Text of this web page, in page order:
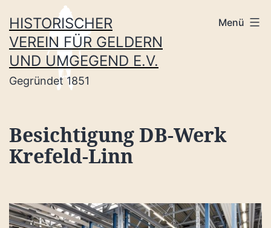
Inhalt
springen
HISTORISCHER
VEREIN FÜR GELDERN
UND UMGEGEND E.V.
Gegründet 1851
Menü
Besichtigung DB-Werk
Krefeld-Linn